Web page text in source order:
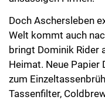
Doch Aschersleben
Welt kommt auch
bringt Dominik Rider
Heimat. Neue Papier
zum
Tassenfilter,